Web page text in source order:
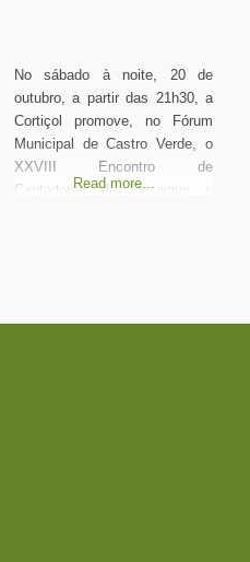
No sábado à noite, 20 de
outubro, a partir das 21h30, a
Cortiçol promove, no Fórum
Municipal de Castro Verde, o
XXVIII Encontro de
Cantadores de Despique e
Desafio. A iniciativa tem o
Read more...